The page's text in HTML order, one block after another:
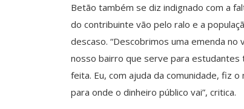
Betão também se diz indignado com a
do contribuinte vão pelo ralo e a
descaso. “Descobrimos uma emenda
nosso bairro que serve para estudantes
feita. Eu, com ajuda da comunidade, fiz
para onde o dinheiro público vai”, critica.